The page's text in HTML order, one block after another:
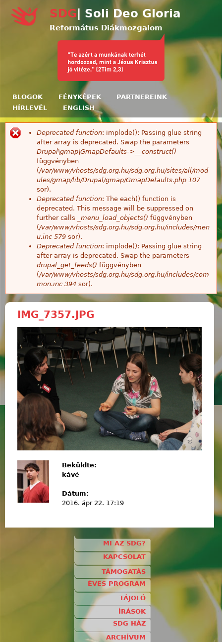
Ugrás a tartalomra
SDG | Soli Deo Gloria
Református Diákmozgalom
BLOGOK FÉNYKÉPEK
PARTNEREINK
HÍRLEVÉL
ENGLISH
Hibaüzenet
Deprecated function: implode(): Passing glue string
after array is deprecated. Swap the parameters
Drupal\gmap\GmapDefaults->__construct()
függvényben
(/var/www/vhosts/sdg.org.hu/sdg.org.hu/sites/all/mod
ules/gmap/lib/Drupal/gmap/GmapDefaults.php 107
sor).
Deprecated function: The each() function is
deprecated. This message will be suppressed on
further calls
_menu_load_objects() függvényben
(/var/www/vhosts/sdg.org.hu/sdg.org.hu/includes/men
u.inc 579 sor).
Deprecated function: implode(): Passing glue string
after array is deprecated. Swap the parameters
drupal_get_feeds() függvényben
(/var/www/vhosts/sdg.org.hu/sdg.org.hu/includes/com
mon.inc 394 sor).
IMG_7357.JPG
Beküldte:
kávé
Dátum:
2016. ápr 22. 17:19
MI AZ SDG?
KAPCSOLAT
TÁMOGATÁS
ÉVES PROGRAM
TÁJOLÓ
ÍRÁSOK
SDG HÁZ
ARCHÍVUM